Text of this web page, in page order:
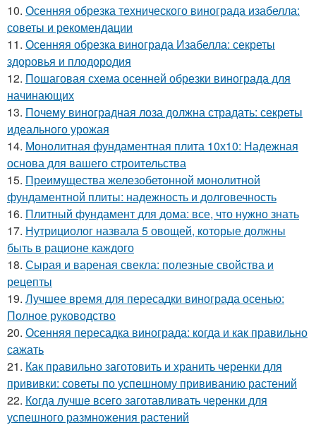
10. Осенняя обрезка технического винограда изабелла:
советы и рекомендации
11. Осенняя обрезка винограда Изабелла: секреты
здоровья и плодородия
12. Пошаговая схема осенней обрезки винограда для
начинающих
13. Почему виноградная лоза должна страдать: секреты
идеального урожая
14. Монолитная фундаментная плита 10х10: Надежная
основа для вашего строительства
15. Преимущества железобетонной монолитной
фундаментной плиты: надежность и долговечность
16. Плитный фундамент для дома: все, что нужно знать
17. Нутрициолог назвала 5 овощей, которые должны
быть в рационе каждого
18. Сырая и вареная свекла: полезные свойства и
рецепты
19. Лучшее время для пересадки винограда осенью:
Полное руководство
20. Осенняя пересадка винограда: когда и как правильно
сажать
21. Как правильно заготовить и хранить черенки для
прививки: советы по успешному прививанию растений
22. Когда лучше всего заготавливать черенки для
успешного размножения растений